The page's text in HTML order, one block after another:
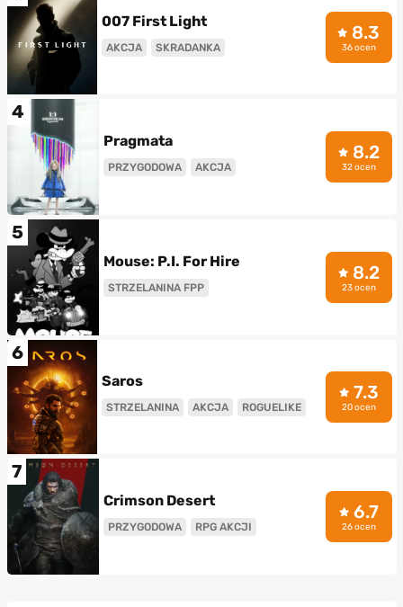
007 First Light
AKCJA SKRADANKA
8.3
36 ocen
4
Pragmata
PRZYGODOWA AKCJA
8.2
32 ocen
5
Mouse: P.I. For Hire
STRZELANINA FPP
8.2
23 ocen
6
Saros
STRZELANINA AKCJA ROGUELIKE
7.3
20 ocen
7
Crimson Desert
PRZYGODOWA RPG AKCJI
6.7
26 ocen